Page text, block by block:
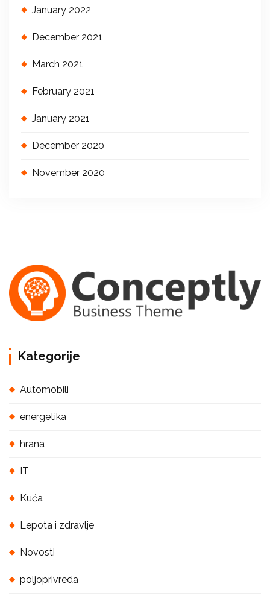
January 2022
December 2021
March 2021
February 2021
January 2021
December 2020
November 2020
Kategorije
Automobili
energetika
hrana
IT
Kuća
Lepota i zdravlje
Novosti
poljoprivreda